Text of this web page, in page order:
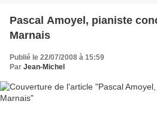
Pascal Amoyel, pianiste
Marnais
Publié le 22/07/2008 à 15:59
Par Jean-Michel